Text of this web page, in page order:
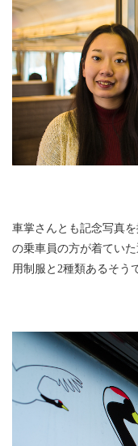
車掌さんとも記念写真
の乗車員の方が着てい
用制服と2種類あるそう